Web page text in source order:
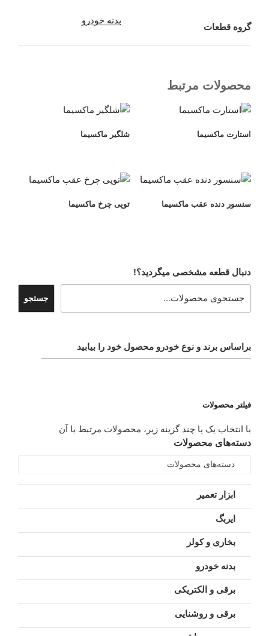
گروه قطعات
بدنه خودرو
محصولات مرتبط
استارت ماکسیما شلگیر ماکسیما
سنسور دنده عقب ماکسیما توپی چرخ ماکسیما
دنبال قطعه مشخصی میگردید؟!
جستجو
براساس برند و نوع خودرو محصول خود را بیابید
فیلتر محصولات
با انتخاب یک یا چند گزینه زیر، محصولات مرتبط با آن
دسته‌های محصولات
دسته‌های محصولات
ابزار تعمیر
ایربگ
بخاری و کولر
بدنه خودرو
برقی و الکتریکی
برقی و روشنایی